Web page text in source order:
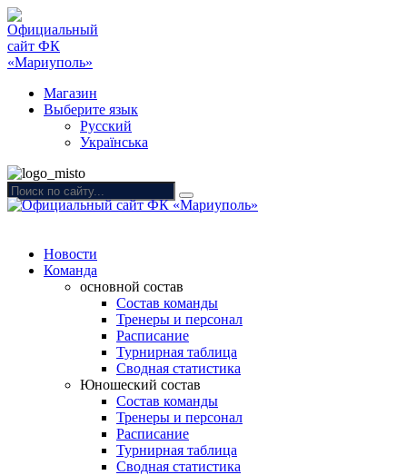
Магазин
Выберите язык
Русский
Українська
Новости
Команда
основной состав
Состав команды
Тренеры и персонал
Расписание
Турнирная таблица
Сводная статистика
Юношеский состав
Состав команды
Тренеры и персонал
Расписание
Турнирная таблица
Сводная статистика